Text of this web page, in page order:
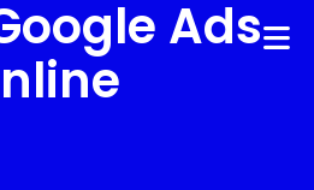
Ads